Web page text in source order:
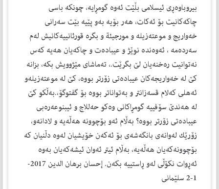
بیروباوه‌ڕی ئیسلامی بڵێت ئه‌وه‌ گومڕایه‌، چونكه‌ باسی
چاكه‌كانیت بۆ ئه‌كات، هه‌ر بۆیه‌ به‌و پێیه‌ بێت سه‌رانی
خه‌واریج و موعته‌زیله‌ و مورجیئة و بگره‌ قورئانییه‌كانیش له‌م
سه‌رده‌مه‌ ، ئه‌وه‌نده‌ نوێژ و عیباده‌ت و چاكه‌یان هه‌یه‌ كه‌س
نه‌توانیت ره‌خنه‌یان لێ بگرێت.، ته‌ماشای مێژوویش بكه‌، بزانه‌
كێ له‌ خه‌واریجه‌كان عیباده‌تی زۆرتر بووه‌، كێ له‌ موعته‌زیله‌و
ئه‌هلی كه‌لام قسه‌زانتر و به‌تواناتر بووه‌ بۆ گفتوگۆ،.به‌ڵكو كێ
له‌ هه‌ندێ سۆفییه‌ گومڕاكانی وه‌كو حه‌للاج و ئیبنوعه‌ره‌بی
عیباده‌تی زۆرتر بووه‌؟ به‌ڵام ئه‌و بۆچوونه‌ هه‌ڵه‌یه‌ و لادانه‌و،
زۆرێك له‌وانه‌ی بانگه‌شه‌ی بۆ ئه‌كه‌ن خۆیشیان له‌وه‌ دڵنیان كه‌
بۆچوونه‌كه‌یان هه‌ڵه‌یه‌، به‌ڵام ئیتر ئه‌وان ئیشه‌كه‌یان به‌وه‌
ئه‌ڕوات نكۆڵی له‌و ڕاستییه‌ بكه‌ن. إحسان برهان الدین 2017-
1-2 سلێمانی